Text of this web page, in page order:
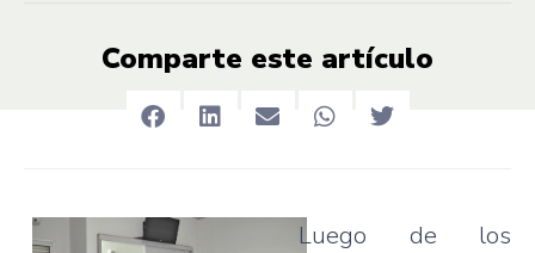
Comparte este artículo
Luego de los